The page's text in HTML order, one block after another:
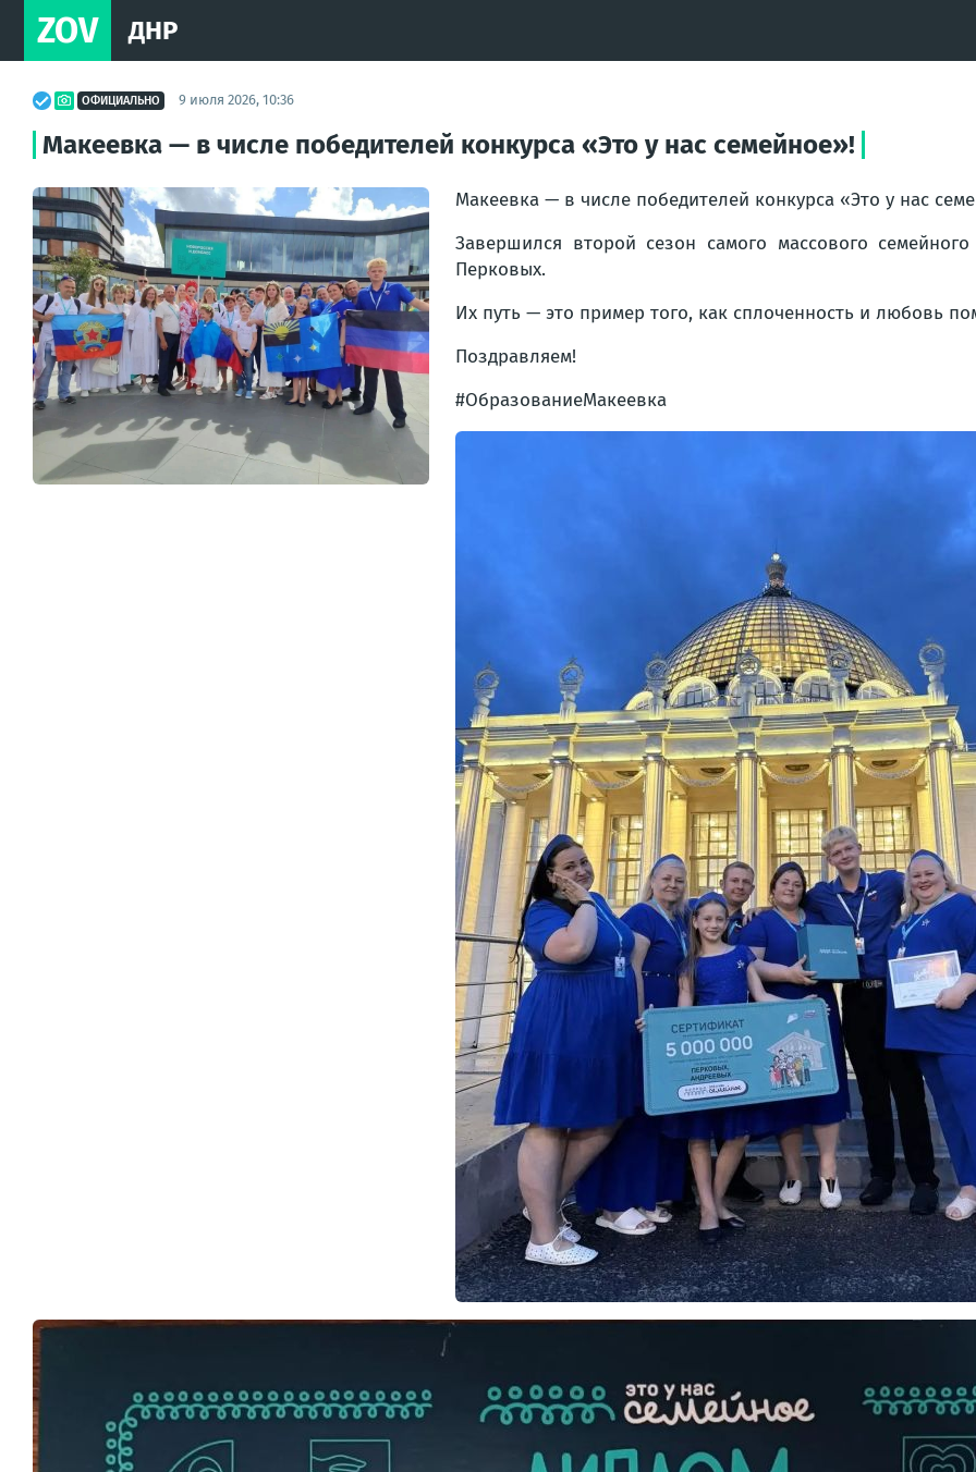
ZOV ДНР
ОФИЦИАЛЬНО 9 июля 2026, 10:36
Макеевка — в числе победителей конкурса «Это у нас семейное»!
Макеевка — в числе победителей конкурса «Это у нас
Завершился второй сезон самого массового
Перковых.
Их путь — это пример того, как сплоченность и любовь
Поздравляем!
#ОбразованиеМакеевка